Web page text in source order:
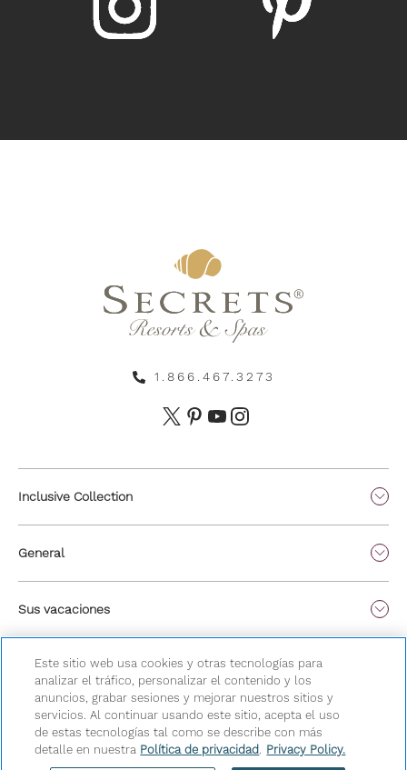
1.866.467.3273
Inclusive Collection
General
Sus vacaciones
Este sitio web usa cookies y otras tecnologías para
analizar el tráfico, personalizar el contenido y los
anuncios, grabar sesiones y mejorar nuestros sitios y
servicios. Al continuar usando este sitio, acepta el uso
de estas tecnologías tal como se describe con más
detalle en nuestra Política de privacidad. Privacy Policy.